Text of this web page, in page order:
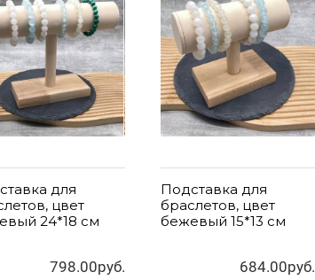
для
цвет
24*18 см
798.00руб.
Подставка для
браслетов, цвет
бежевый 15*13 см
684.00руб.